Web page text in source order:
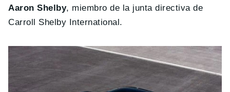
Aaron Shelby, miembro de la junta directiva de
Carroll Shelby International.